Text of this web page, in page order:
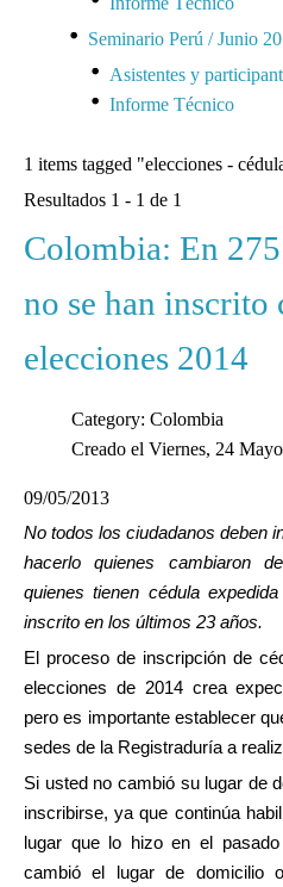
Seminario Perú / Junio
Asistentes y
Informe Técnico
1 items tagged "elecciones -
Resultados 1 - 1 de 1
Colombia: En
no se han inscrito
elecciones 2014
Category: Colombia
Creado el Viernes, 24
09/05/2013
No todos los ciudadanos deben
hacerlo quienes cambiaron
quienes tienen cédula
inscrito en los últimos 23 años.
El proceso de inscripción de
elecciones de 2014 crea
pero es importante establecer
sedes de la Registraduría a
Si usted no cambió su lugar de
inscribirse, ya que continúa
lugar que lo hizo en el
cambió el lugar de domicilio